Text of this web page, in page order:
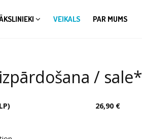
VEIKALS PAR MUMS
/ sale*
26,90 €